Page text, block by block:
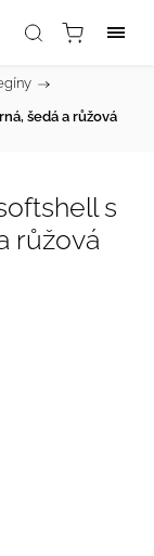
/
šedá a růžová
s
růžová